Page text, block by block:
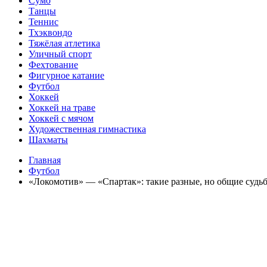
Танцы
Теннис
Тхэквондо
Тяжёлая атлетика
Уличный спорт
Фехтование
Фигурное катание
Футбол
Хоккей
Хоккей на траве
Хоккей с мячом
Художественная гимнастика
Шахматы
Главная
Футбол
«Локомотив» — «Спартак»: такие разные, но общие